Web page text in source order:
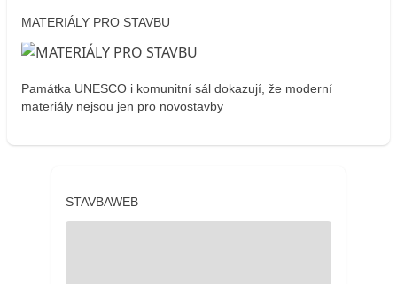
MATERIÁLY PRO STAVBU
Památka UNESCO i komunitní sál dokazují, že moderní
materiály nejsou jen pro novostavby
STAVBAWEB